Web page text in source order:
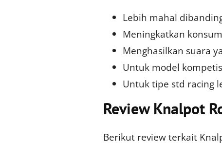
Lebih mahal
Meningkatkan
Menghasilkan suara
Untuk model
Untuk tipe std racing
Review Knalpot
Berikut review terkait